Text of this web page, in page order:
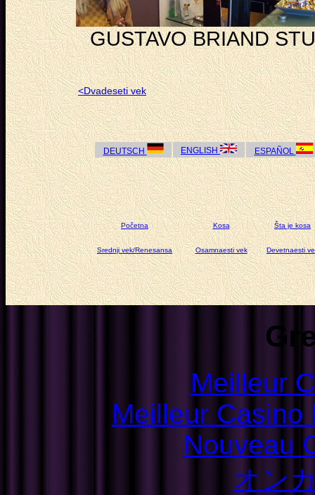
GUSTAVO BRIAND
<Dvadeseti vek
DEUTSCH ENGLISH ESPAÑOL
Početna Kosa Šta je kosa
Srednji vek/Renesansa Osamnaesti vek Devetnaesti
Meilleur
Meilleur Casino
Nouveau
オン